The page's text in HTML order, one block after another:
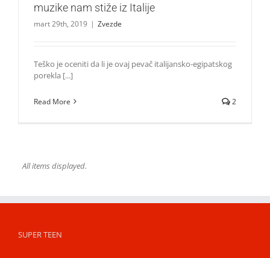
muzike nam stiže iz Italije
mart 29th, 2019 | Zvezde
Teško je oceniti da li je ovaj pevač italijansko-egipatskog
porekla [...]
Read More 2
All items displayed.
SUPER TEEN